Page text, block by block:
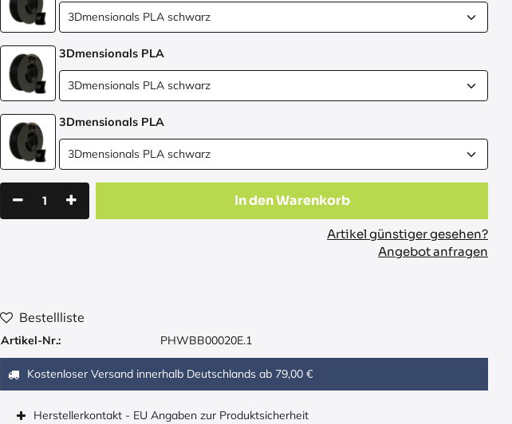
3Dmensionals PLA
3Dmensionals PLA
In den Warenkorb
Artikel günstiger gesehen?
Angebot anfragen
Bestellliste
Artikel-Nr.: PHWBB00020E.1
Kostenloser Versand innerhalb Deutschlands ab 79,00 €
Herstellerkontakt - EU Angaben zur Produktsicherheit